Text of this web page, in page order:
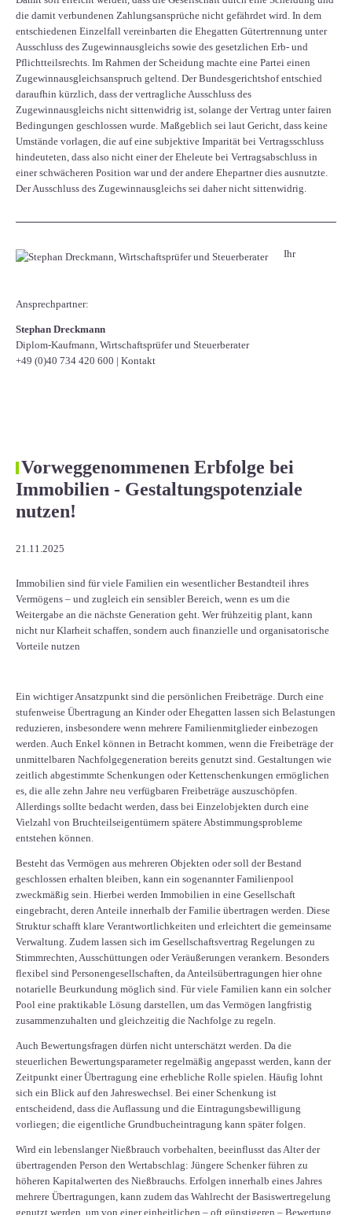
die damit verbundenen Zahlungsansprüche nicht gefährdet wird. In dem
entschiedenen Einzelfall vereinbarten die Ehegatten Gütertrennung unter
Ausschluss des Zugewinnausgleichs sowie des gesetzlichen Erb- und
Pflichtteilsrechts. Im Rahmen der Scheidung machte eine Partei einen
Zugewinnausgleichsanspruch geltend. Der Bundesgerichtshof entschied
daraufhin kürzlich, dass der vertragliche Ausschluss des
Zugewinnausgleichs nicht sittenwidrig ist, solange der Vertrag unter fairen
Bedingungen geschlossen wurde. Maßgeblich sei laut Gericht, dass keine
Umstände vorlagen, die auf eine subjektive Imparität bei Vertragsschluss
hindeuteten, dass also nicht einer der Eheleute bei Vertragsabschluss in
einer schwächeren Position war und der andere Ehepartner dies ausnutzte.
Der Ausschluss des Zugewinnausgleichs sei daher nicht sittenwidrig.
Ihr
Ansprechpartner:
Stephan Dreckmann
Diplom-Kaufmann, Wirtschaftsprüfer und Steuerberater
+49 (0)40 734 420 600 | Kontakt
Vorweggenommenen Erbfolge bei
Immobilien - Gestaltungspotenziale
nutzen!
21.11.2025
Immobilien sind für viele Familien ein wesentlicher Bestandteil ihres
Vermögens – und zugleich ein sensibler Bereich, wenn es um die
Weitergabe an die nächste Generation geht. Wer frühzeitig plant, kann
nicht nur Klarheit schaffen, sondern auch finanzielle und organisatorische
Vorteile nutzen
Ein wichtiger Ansatzpunkt sind die persönlichen Freibeträge. Durch eine
stufenweise Übertragung an Kinder oder Ehegatten lassen sich Belastungen
reduzieren, insbesondere wenn mehrere Familienmitglieder einbezogen
werden. Auch Enkel können in Betracht kommen, wenn die Freibeträge der
unmittelbaren Nachfolgegeneration bereits genutzt sind. Gestaltungen wie
zeitlich abgestimmte Schenkungen oder Kettenschenkungen ermöglichen
es, die alle zehn Jahre neu verfügbaren Freibeträge auszuschöpfen.
Allerdings sollte bedacht werden, dass bei Einzelobjekten durch eine
Vielzahl von Bruchteilseigentümern spätere Abstimmungsprobleme
entstehen können.
Besteht das Vermögen aus mehreren Objekten oder soll der Bestand
geschlossen erhalten bleiben, kann ein sogenannter Familienpool
zweckmäßig sein. Hierbei werden Immobilien in eine Gesellschaft
eingebracht, deren Anteile innerhalb der Familie übertragen werden. Diese
Struktur schafft klare Verantwortlichkeiten und erleichtert die gemeinsame
Verwaltung. Zudem lassen sich im Gesellschaftsvertrag Regelungen zu
Stimmrechten, Ausschüttungen oder Veräußerungen verankern. Besonders
flexibel sind Personengesellschaften, da Anteilsübertragungen hier ohne
notarielle Beurkundung möglich sind. Für viele Familien kann ein solcher
Pool eine praktikable Lösung darstellen, um das Vermögen langfristig
zusammenzuhalten und gleichzeitig die Nachfolge zu regeln.
Auch Bewertungsfragen dürfen nicht unterschätzt werden. Da die
steuerlichen Bewertungsparameter regelmäßig angepasst werden, kann der
Zeitpunkt einer Übertragung eine erhebliche Rolle spielen. Häufig lohnt
sich ein Blick auf den Jahreswechsel. Bei einer Schenkung ist
entscheidend, dass die Auflassung und die Eintragungsbewilligung
vorliegen; die eigentliche Grundbucheintragung kann später folgen.
Wird ein lebenslanger Nießbrauch vorbehalten, beeinflusst das Alter der
übertragenden Person den Wertabschlag: Jüngere Schenker führen zu
höheren Kapitalwerten des Nießbrauchs. Erfolgen innerhalb eines Jahres
mehrere Übertragungen, kann zudem das Wahlrecht der Basiswertregelung
genutzt werden, um von einer einheitlichen – oft günstigeren – Bewertung